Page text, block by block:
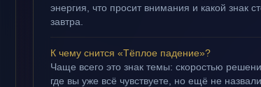
энергия, что просит внимания и какой знак
завтра.
К чему снится «Тёплое падение»?
Чаще всего это знак темы: скоростью
где вы уже всё чувствуете, но ещё не